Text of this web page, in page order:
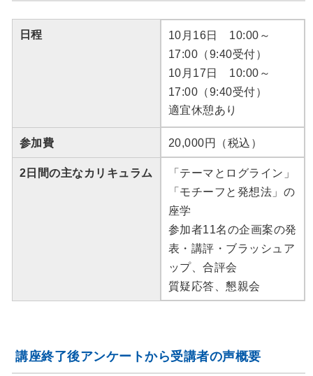
日程
10月16日 10:00～
17:00（9:40受付）
10月17日 10:00～
17:00（9:40受付）
適宜休憩あり
参加費 20,000円（税込）
2日間の主なカリキュラム
「テーマとログライン」
「モチーフと発想法」の
座学
参加者11名の企画案の発
表・講評・ブラッシュア
ップ、合評会
質疑応答、懇親会
講座終了後アンケートから受講者の声概要